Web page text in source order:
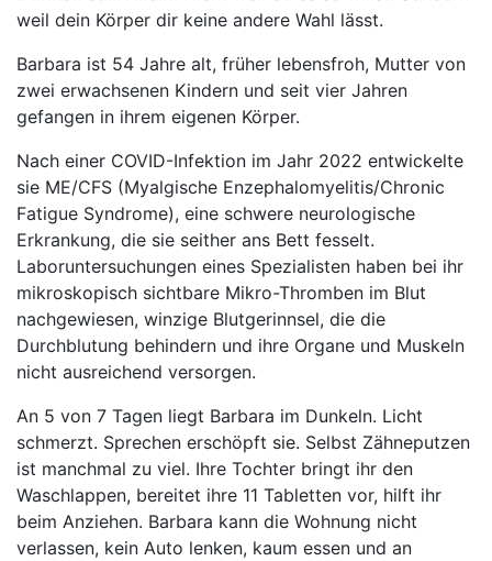
weil dein Körper dir keine andere Wahl lässt.
Barbara ist 54 Jahre alt, früher lebensfroh, Mutter von
zwei erwachsenen Kindern und seit vier Jahren
gefangen in ihrem eigenen Körper.
Nach einer COVID-Infektion im Jahr 2022 entwickelte
sie ME/CFS (Myalgische Enzephalomyelitis/Chronic
Fatigue Syndrome), eine schwere neurologische
Erkrankung, die sie seither ans Bett fesselt.
Laboruntersuchungen eines Spezialisten haben bei ihr
mikroskopisch sichtbare Mikro-Thromben im Blut
nachgewiesen, winzige Blutgerinnsel, die die
Durchblutung behindern und ihre Organe und Muskeln
nicht ausreichend versorgen.
An 5 von 7 Tagen liegt Barbara im Dunkeln. Licht
schmerzt. Sprechen erschöpft sie. Selbst Zähneputzen
ist manchmal zu viel. Ihre Tochter bringt ihr den
Waschlappen, bereitet ihre 11 Tabletten vor, hilft ihr
beim Anziehen. Barbara kann die Wohnung nicht
verlassen, kein Auto lenken, kaum essen und an